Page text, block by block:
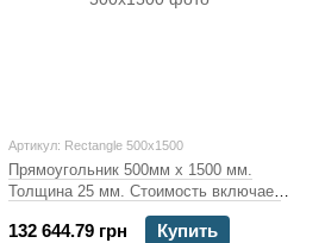
Артикул: Rectangle 500x1500
Прямоугольник 500мм х 1500 мм.
Толщина 25 мм. Стоимость включает
132 644.79 грн Купить